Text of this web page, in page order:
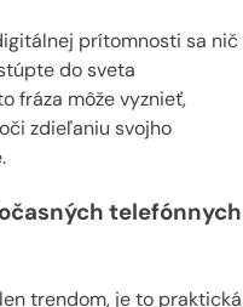
prítomnosti sa nič
do sveta
fráza môže vyznieť,
zdieľaniu svojho
telefónnych
trendom, je to praktická